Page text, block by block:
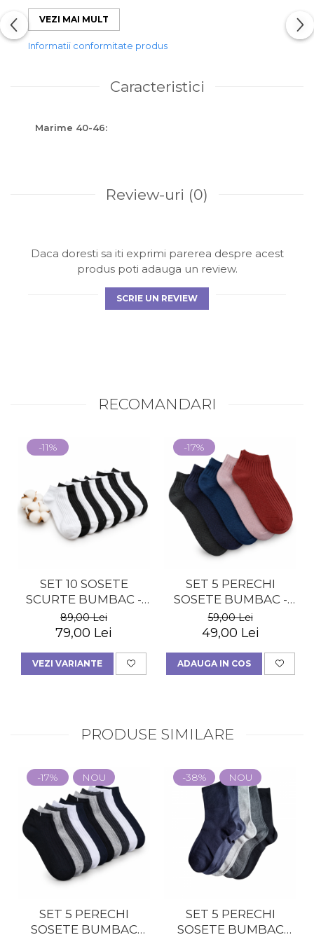
-Vârf și calcâi întărit
-Elasticul nu produce disconfort
Spălați cu culori similare
Numai înălbitor fără clor la nevoie
VEZI MAI MULT
Informatii conformitate produs
Caracteristici
Marime 40-46:
Review-uri (0)
Daca doresti sa iti exprimi parerea despre acest
produs poti adauga un review.
SCRIE UN REVIEW
RECOMANDARI
-11%
SET 10 SOSETE
SCURTE BUMBAC -
BARBATI
89,00 Lei
79,00 Lei
VEZI VARIANTE
-17%
SET 5 PERECHI
SOSETE BUMBAC -
COLORATE - BARBATI
59,00 Lei
49,00 Lei
ADAUGA IN COS
PRODUSE SIMILARE
-17% NOU
SET 5 PERECHI
SOSETE BUMBAC
-38% NOU
SET 5 PERECHI
SOSETE BUMBAC